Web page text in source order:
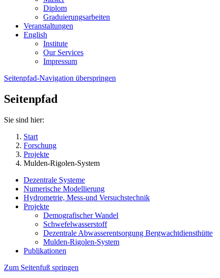
Diplom
Graduierungsarbeiten
Veranstaltungen
English
Institute
Our Services
Impressum
Seitenpfad-Navigation überspringen
Seitenpfad
Sie sind hier:
Start
Forschung
Projekte
Mulden-Rigolen-System
Dezentrale Systeme
Numerische Modellierung
Hydrometrie, Mess-und Versuchstechnik
Projekte
Demografischer Wandel
Schwefelwasserstoff
Dezentrale Abwasserentsorgung Bergwachtdiensthütte
Mulden-Rigolen-System
Publikationen
Zum Seitenfuß springen